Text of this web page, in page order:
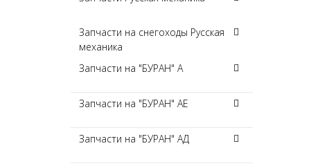
Запчасти на снегоходы Русская
механика
Запчасти на "БУРАН" А
Запчасти на "БУРАН" АЕ
Запчасти на "БУРАН" АД